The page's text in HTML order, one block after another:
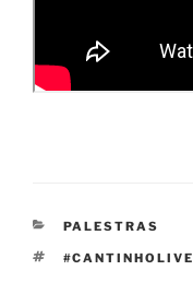
CATEGORIAS
PALESTRAS
TAGS
#CANTINHOLIVE